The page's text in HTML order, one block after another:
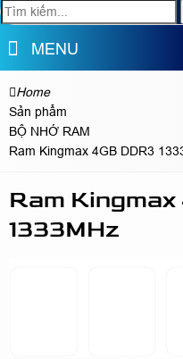
MENU
Home
Sản phẩm
BỘ NHỚ RAM
Ram Kingmax 4GB DDR3
Ram
1333MHz